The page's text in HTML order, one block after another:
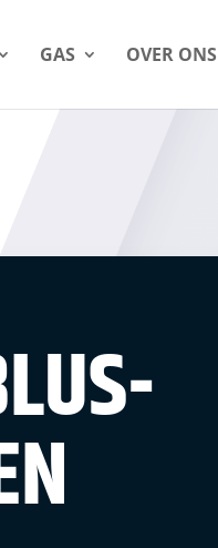
GAS OVER ONS